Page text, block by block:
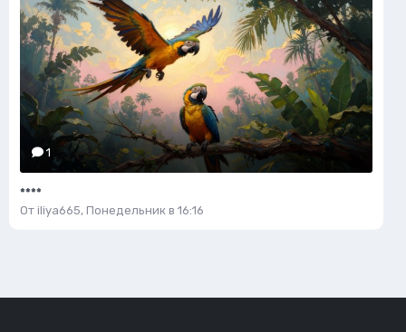
1
****
От iliya665, Понедельник в 16:16